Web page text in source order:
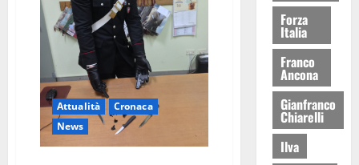
Attualità
Cronaca
News
Forza
Italia
Franco
Ancona
Gianfranco
Chiarelli
Ilva